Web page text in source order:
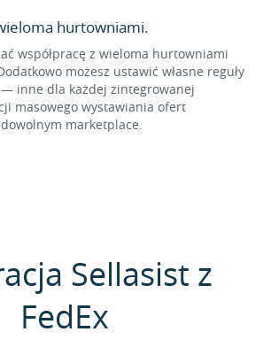
hurtowniami.
współpracę z wieloma hurtowniami
możesz ustawić własne reguły
inne dla każdej zintegrowanej
masowego wystawiania ofert
marketplace.
Sellasist z
FedEx